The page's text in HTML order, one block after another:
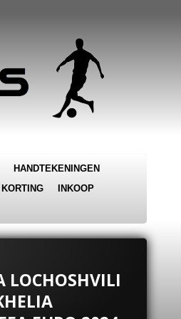
HANDTEKENINGEN
KORTING
INKOOP
LOCHOSHVILI